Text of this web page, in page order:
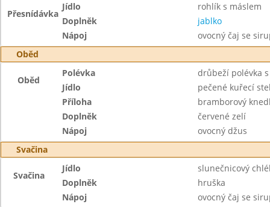
Přesnídávka
Jídlo
rohlík s máslem
Doplněk
jablko
Nápoj
ovocný čaj se
Oběd
Oběd
Polévka
drůbeží polévka
Jídlo
pečené kuřecí
Příloha
bramborový
Doplněk
červené zelí
Nápoj
ovocný džus
Svačina
Svačina
Jídlo
slunečnicový
Doplněk
hruška
Nápoj
ovocný čaj se